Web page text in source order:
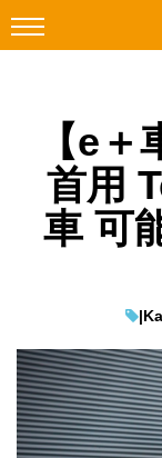
Facebook
科技焦點
網絡生活
EduTech
IT Times
生成式AI與雲端應
【e
首用
車 可
|